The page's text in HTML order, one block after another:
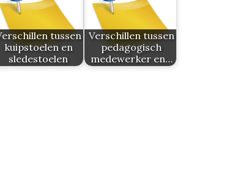
tussen
kuipstoelen en
sledestoelen
Verschillen tussen
pedagogisch
medewerker en…